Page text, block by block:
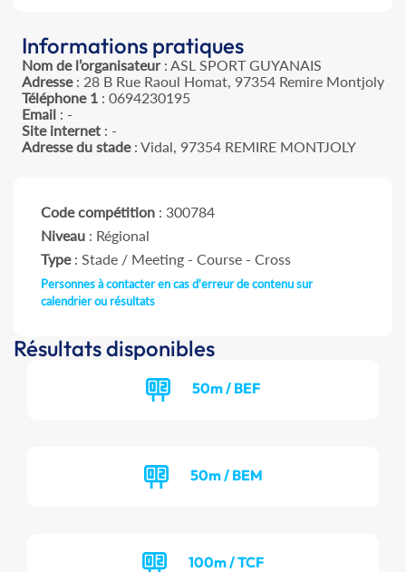
Informations pratiques
Nom de l’organisateur: ASL SPORT GUYANAIS
Adresse: 28 B Rue Raoul Homat, 97354 Remire Montjoly
Téléphone 1 : 0694230195
Email : -
Site internet : -
Adresse du stade: Vidal, 97354 REMIRE MONTJOLY
Code compétition : 300784
Niveau : Régional
Type: Stade / Meeting - Course - Cross
Personnes à contacter en cas d'erreur de contenu sur
calendrier ou résultats
Résultats disponibles
50m / BEF
50m / BEM
100m / TCF